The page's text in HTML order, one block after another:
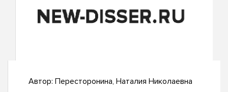
Автор: Пересторонина, Наталия Николаевна